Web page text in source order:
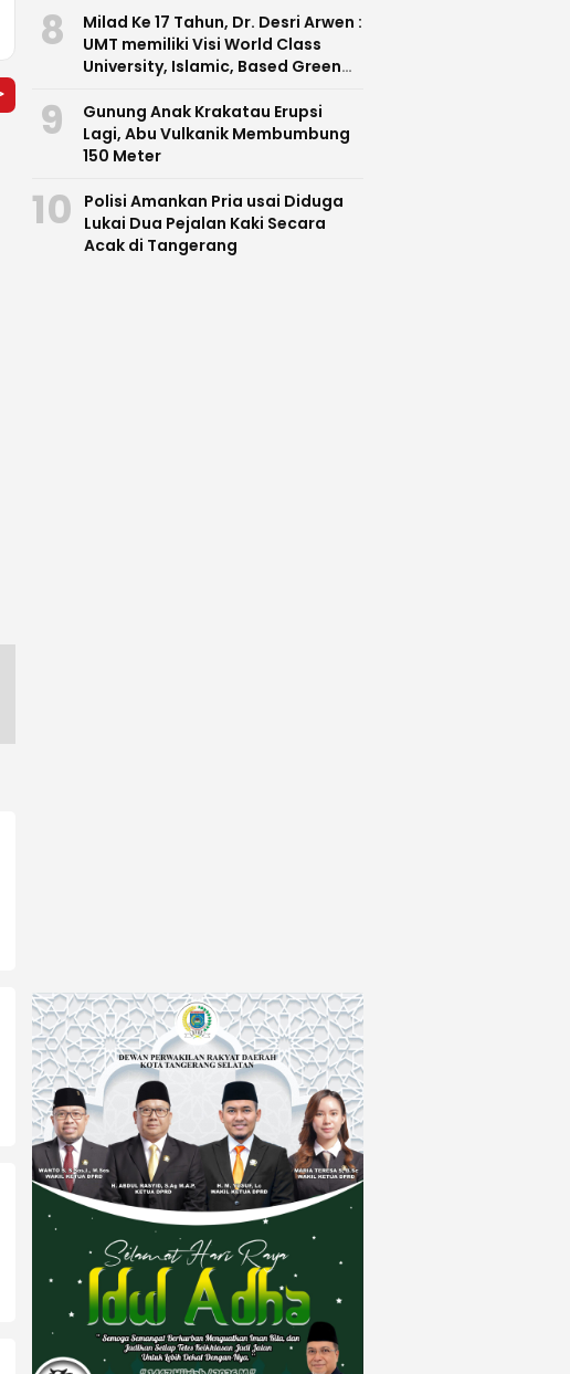
8
Milad Ke 17 Tahun, Dr. Desri Arwen :
UMT memiliki Visi World Class
University, Islamic, Based Green
Unggul di Banten
9
Gunung Anak Krakatau Erupsi
Lagi, Abu Vulkanik Membumbung
150 Meter
10
Polisi Amankan Pria usai Diduga
Lukai Dua Pejalan Kaki Secara
Acak di Tangerang